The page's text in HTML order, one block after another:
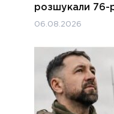
розшукали 76-
06.08.2026